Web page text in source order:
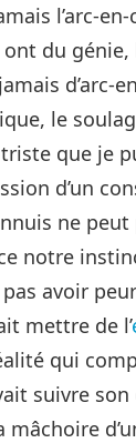
l’arc-
ont du
d’arc-
le
que je
d’un
ne
notre
avoir
mettre de l’
qui
suivre
mâchoire